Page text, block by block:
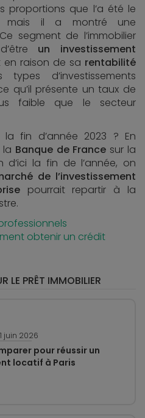
proportions que l’a été le
mais il a montré une
segment de l’immobilier
un investissement
en raison de sa rentabilité
types d’investissements
qu’il présente un taux de
faible que le secteur
fin d’année 2023 ? En
la Banque de France sur la
d’ici la fin de l’année, on
de l’investissement
pourrait repartir à la
obtenir un crédit
LE PRÊT IMMOBILIER
juin 2026
pour réussir un
locatif à Paris